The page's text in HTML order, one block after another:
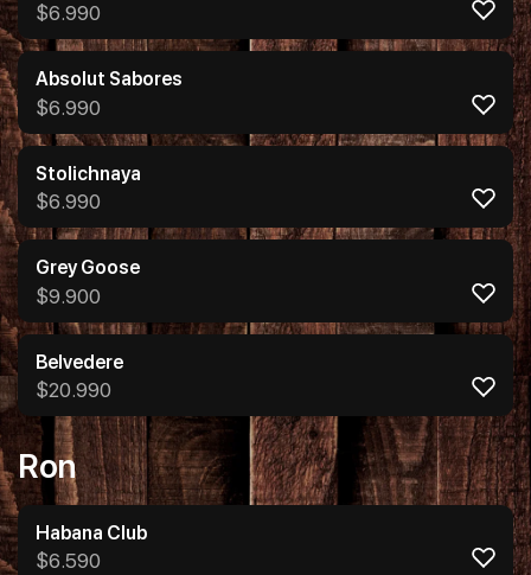
$6.990
Absolut Sabores
$6.990
Stolichnaya
$6.990
Grey Goose
$9.900
Belvedere
$20.990
Ron
Habana Club
$6.590